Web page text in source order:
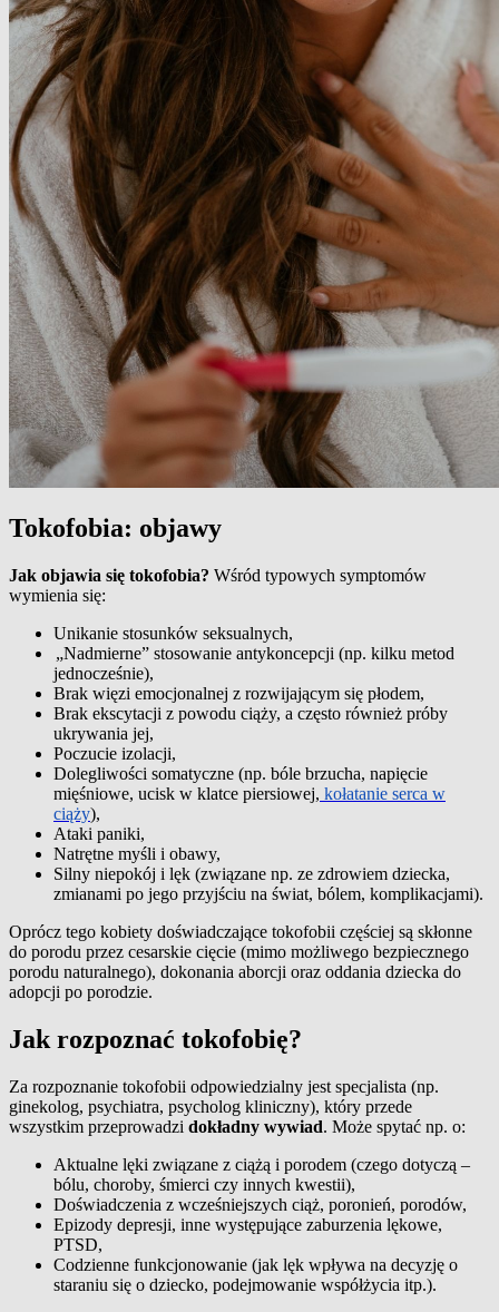
Tokofobia: objawy
Jak objawia się tokofobia? Wśród typowych symptomów
wymienia się:
Unikanie stosunków seksualnych,
„Nadmierne” stosowanie antykoncepcji (np. kilku metod
jednocześnie),
Brak więzi emocjonalnej z rozwijającym się płodem,
Brak ekscytacji z powodu ciąży, a często również próby
ukrywania jej,
Poczucie izolacji,
Dolegliwości somatyczne (np. bóle brzucha, napięcie
mięśniowe, ucisk w klatce piersiowej, kołatanie serca w
ciąży),
Ataki paniki,
Natrętne myśli i obawy,
Silny niepokój i lęk (związane np. ze zdrowiem dziecka,
zmianami po jego przyjściu na świat, bólem, komplikacjami).
Oprócz tego kobiety doświadczające tokofobii częściej są skłonne
do porodu przez cesarskie cięcie (mimo możliwego bezpiecznego
porodu naturalnego), dokonania aborcji oraz oddania dziecka do
adopcji po porodzie.
Jak rozpoznać tokofobię?
Za rozpoznanie tokofobii odpowiedzialny jest specjalista (np.
ginekolog, psychiatra, psycholog kliniczny), który przede
wszystkim przeprowadzi dokładny wywiad. Może spytać np. o:
Aktualne lęki związane z ciążą i porodem (czego dotyczą –
bólu, choroby, śmierci czy innych kwestii),
Doświadczenia z wcześniejszych ciąż, poronień, porodów,
Epizody depresji, inne występujące zaburzenia lękowe,
PTSD,
Codzienne funkcjonowanie (jak lęk wpływa na decyzję o
staraniu się o dziecko, podejmowanie współżycia itp.).